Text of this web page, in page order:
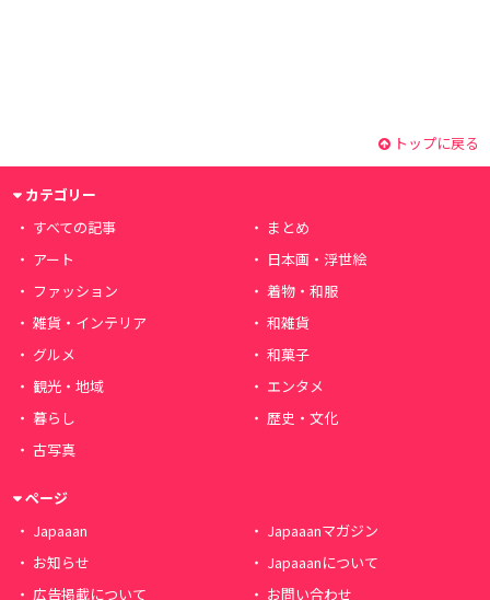
トップに戻る
カテゴリー
すべての記事
まとめ
アート
日本画・浮世絵
ファッション
着物・和服
雑貨・インテリア
和雑貨
グルメ
和菓子
観光・地域
エンタメ
暮らし
歴史・文化
古写真
ページ
Japaaan
Japaaanマガジン
お知らせ
Japaaanについて
広告掲載について
お問い合わせ